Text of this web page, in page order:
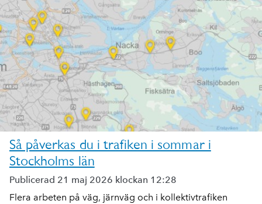
Så påverkas du i trafiken i sommar i
Stockholms län
Publicerad 21 maj 2026 klockan 12:28
Flera arbeten på väg, järnväg och i kollektivtrafiken